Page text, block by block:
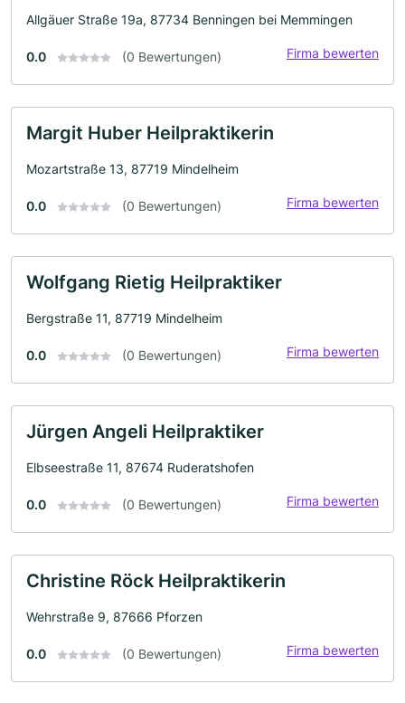
Allgäuer Straße 19a, 87734 Benningen bei Memmingen
0.0 (0 Bewertungen) Firma bewerten
Margit Huber Heilpraktikerin
Mozartstraße 13, 87719 Mindelheim
0.0 (0 Bewertungen) Firma bewerten
Wolfgang Rietig Heilpraktiker
Bergstraße 11, 87719 Mindelheim
0.0 (0 Bewertungen) Firma bewerten
Jürgen Angeli Heilpraktiker
Elbseestraße 11, 87674 Ruderatshofen
0.0 (0 Bewertungen) Firma bewerten
Christine Röck Heilpraktikerin
Wehrstraße 9, 87666 Pforzen
0.0 (0 Bewertungen) Firma bewerten